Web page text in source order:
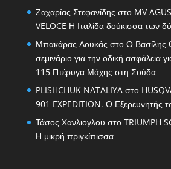
Ζαχαρίας Στεφανίδης στο MV
VELOCE Η Ιταλίδα δούκισσα των
Μπακάρας Λουκάς στο Ο Βασίλης
σεμινάριο για την οδική ασφάλεια
115 Πτέρυγα Μάχης στη Σούδα
PLISHCHUK NATALIYAστο
901 EXPEDITION. Ο Εξερευνητής
Τάσος Χανλιογλου στο TRIUMPH
Η μικρή πριγκίπισσα